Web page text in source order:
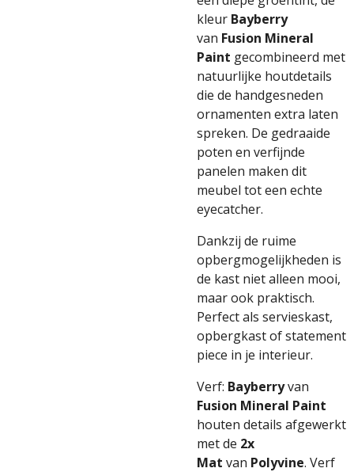
kleur Bayberry
van Fusion Mineral
Paint gecombineerd met
natuurlijke houtdetails
die de handgesneden
ornamenten extra laten
spreken. De gedraaide
poten en verfijnde
panelen maken dit
meubel tot een echte
eyecatcher.
Dankzij de ruime
opbergmogelijkheden is
de kast niet alleen mooi,
maar ook praktisch.
Perfect als servieskast,
opbergkast of statement
piece in je interieur.
Verf: Bayberryvan
Fusion Mineral Paint
houten details afgewerkt
met de 2x
Mat van Polyvine. Verf